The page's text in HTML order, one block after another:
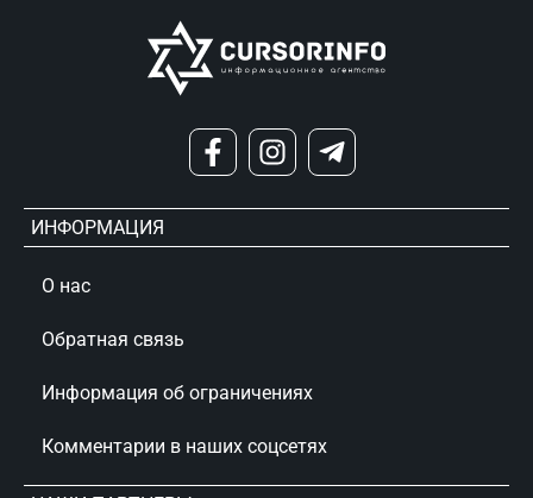
ИНФОРМАЦИЯ
О нас
Обратная связь
Информация об ограничениях
Комментарии в наших соцсетях